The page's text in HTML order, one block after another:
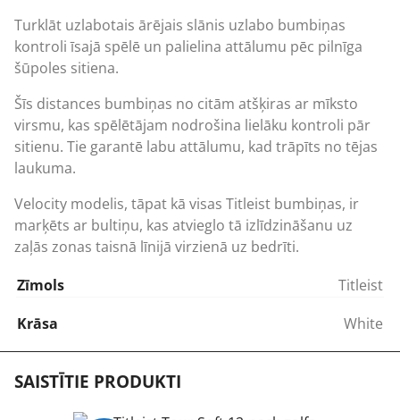
Turklāt uzlabotais ārējais slānis uzlabo bumbiņas
kontroli īsajā spēlē un palielina attālumu pēc pilnīga
šūpoles sitiena.
Šīs distances bumbiņas no citām atšķiras ar mīksto
virsmu, kas spēlētājam nodrošina lielāku kontroli pār
sitienu. Tie garantē labu attālumu, kad trāpīts no tējas
laukuma.
Velocity modelis, tāpat kā visas Titleist bumbiņas, ir
marķēts ar bultiņu, kas atvieglo tā izlīdzināšanu uz
zaļās zonas taisnā līnijā virzienā uz bedrīti.
Zīmols
Titleist
Krāsa
White
SAISTĪTIE PRODUKTI